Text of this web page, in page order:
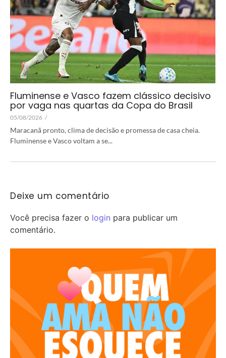
Fluminense e Vasco fazem clássico decisivo
por vaga nas quartas da Copa do Brasil
05/08/2026 /
Maracanã pronto, clima de decisão e promessa de casa cheia.
Fluminense e Vasco voltam a se...
Deixe um comentário
Você precisa fazer o login para publicar um
comentário.